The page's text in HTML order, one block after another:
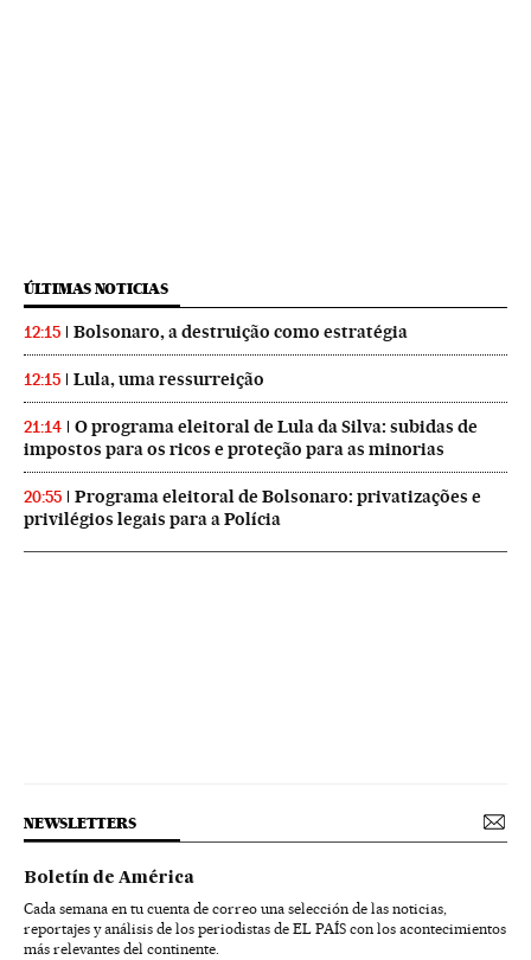
ÚLTIMAS NOTICIAS
12:15 Bolsonaro, a destruição como estratégia
12:15 Lula, uma ressurreição
21:14
O programa eleitoral de Lula da Silva: subidas de
impostos para os ricos e proteção para as minorias
20:55
Programa eleitoral de Bolsonaro: privatizações e
privilégios legais para a Polícia
NEWSLETTERS
Boletín de América
Cada semana en tu cuenta de correo una selección de las noticias,
reportajes y análisis de los periodistas de EL PAÍS con los acontecimientos
más relevantes del continente.